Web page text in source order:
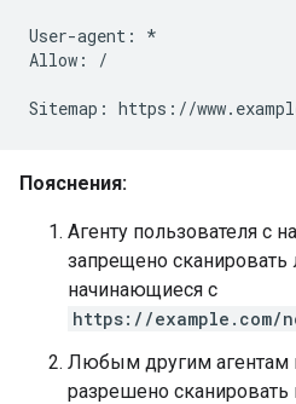
User-agent: *
Allow: /
Sitemap: https://
Пояснения:
Агенту пользователя с
запрещено
начинающиеся с
https://example.com/
Любым другим агентам
разрешено сканировать